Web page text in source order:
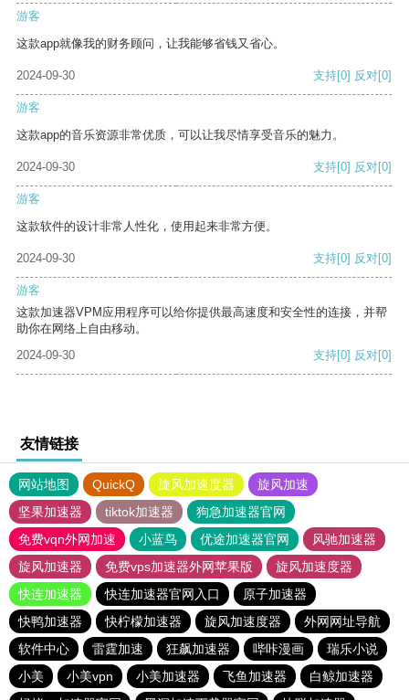
游客
这款app就像我的财务顾问，让我能够省钱又省心。
2024-09-30 支持[0] 反对[0]
游客
这款app的音乐资源非常优质，可以让我尽情享受音乐的魅力。
2024-09-30 支持[0] 反对[0]
游客
这款软件的设计非常人性化，使用起来非常方便。
2024-09-30 支持[0] 反对[0]
游客
这款加速器VPM应用程序可以给你提供最高速度和安全性的连接，并帮
助你在网络上自由移动。
2024-09-30
支持[0] 反对[0]
友情链接
网站地图 QuickQ 旋风加速度器
旋风加速
坚果加速器
tiktok加速器
狗急加速器官网
免费vqn外网加速
小蓝鸟 优途加速器官网
风驰加速器
旋风加速器
免费vps加速器外网苹果版
旋风加速度器
快连加速器
快连加速器官网入口
原子加速器
快鸭加速器
快柠檬加速器 旋风加速度器
外网网址导航
软件中心
雷霆加速 狂飙加速器 哔咔漫画
瑞乐小说
小美
小美vpn 小美加速器 飞鱼加速器
白鲸加速器